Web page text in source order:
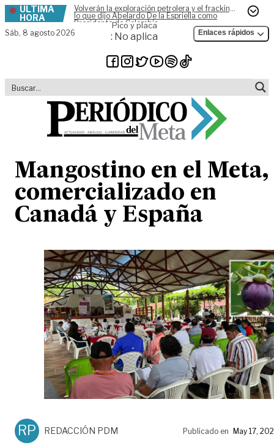
Skip to content
ÚLTIMA
HORA
Volverán la exploración petrolera y el fracking,
lo que dijo Abelardo De la Espriella como
Presidente de Colombia
Sáb, 8 agosto 2026
Pico y placa
: No aplica Enlaces rápidos
Mangostino en el Meta,
comercializado en
Canadá y España
RP REDACCIÓN PDM Publicado en May 17,